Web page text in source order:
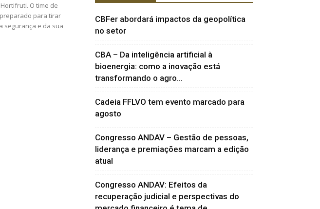
O time de
para tirar
segurança e da sua
CBFer abordará impactos da geopolítica
no setor
CBA – Da inteligência artificial à
bioenergia: como a inovação está
transformando o agro...
Cadeia FFLVO tem evento marcado para
agosto
Congresso ANDAV – Gestão de pessoas,
liderança e premiações marcam a edição
atual
Congresso ANDAV: Efeitos da
recuperação judicial e perspectivas do